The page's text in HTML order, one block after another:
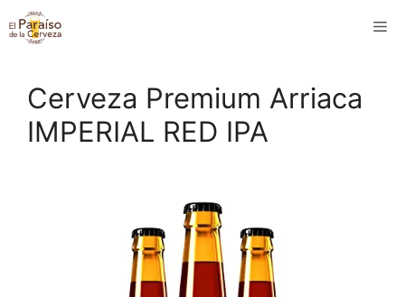
Saltar
al
Cerveza Premium Arriaca
IMPERIAL RED IPA